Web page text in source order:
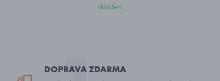
skladem
DOPRAVA ZDARMA